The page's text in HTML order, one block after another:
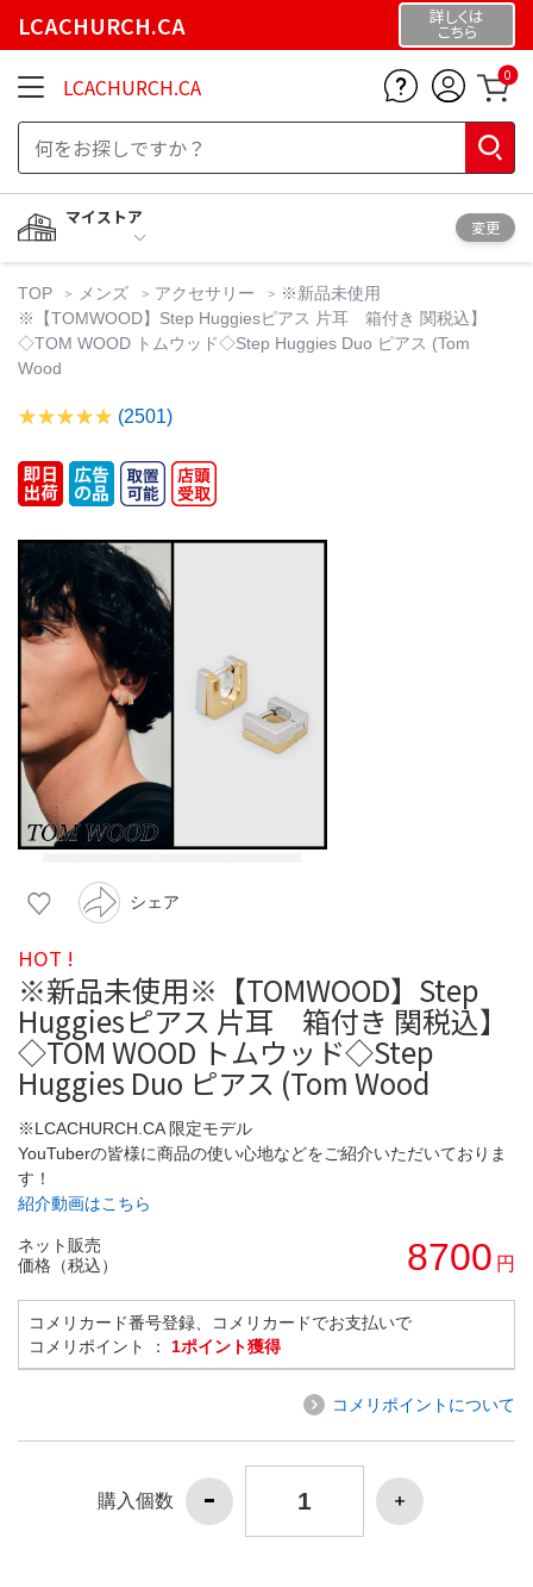
LCACHURCH.CA 詳しくは
こちら
LCACHURCH.CA 0
マイストア
変更
TOP メンズ アクセサリー
※新品未使用
※【TOMWOOD】Step Huggiesピアス 片耳 箱付き 関税込】
◇TOM WOOD トムウッド◇Step Huggies Duo ピアス (Tom
Wood
(2501)
シェア
HOT !
※新品未使用※【TOMWOOD】Step
Huggiesピアス 片耳 箱付き 関税込】
◇TOM WOOD トムウッド◇Step
Huggies Duo ピアス (Tom Wood
※LCACHURCH.CA 限定モデル
YouTuberの皆様に商品の使い心地などをご紹介いただいておりま
す！
紹介動画はこちら
ネット販売
価格（税込）
8700 円
コメリカード番号登録、コメリカードでお支払いで
コメリポイント ： 1ポイント獲得
コメリポイントについて
購入個数